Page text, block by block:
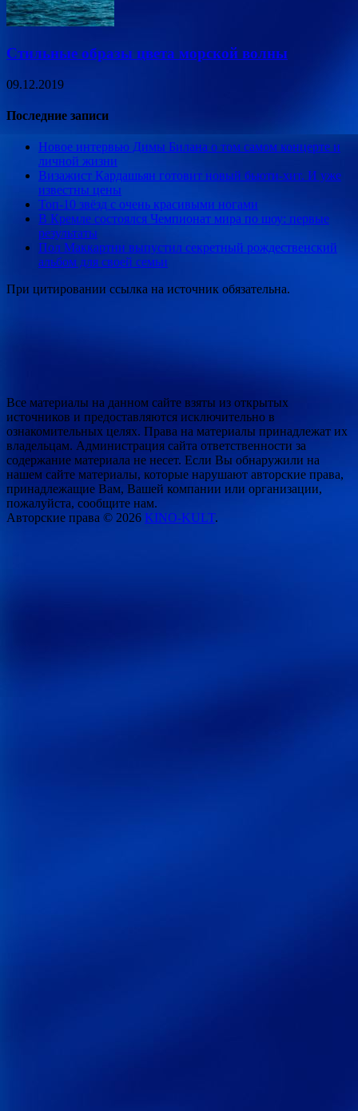
Стильные образы цвета морской волны
09.12.2019
Последние записи
Новое интервью Димы Билана о том самом концерте и
личной жизни
Визажист Кардашьян готовит новый бьюти-хит. И уже
известны цены
Топ-10 звёзд с очень красивыми ногами
В Кремле состоялся Чемпионат мира по шоу: первые
результаты
Пол Маккартни выпустил секретный рождественский
альбом для своей семьи
При цитировании ссылка на источник обязательна.
Все материалы на данном сайте взяты из открытых
источников и предоставляются исключительно в
ознакомительных целях. Права на материалы принадлежат их
владельцам. Администрация сайта ответственности за
содержание материала не несет. Если Вы обнаружили на
нашем сайте материалы, которые нарушают авторские права,
принадлежащие Вам, Вашей компании или организации,
пожалуйста, сообщите нам.
Авторские права © 2026 KINO-KULT.